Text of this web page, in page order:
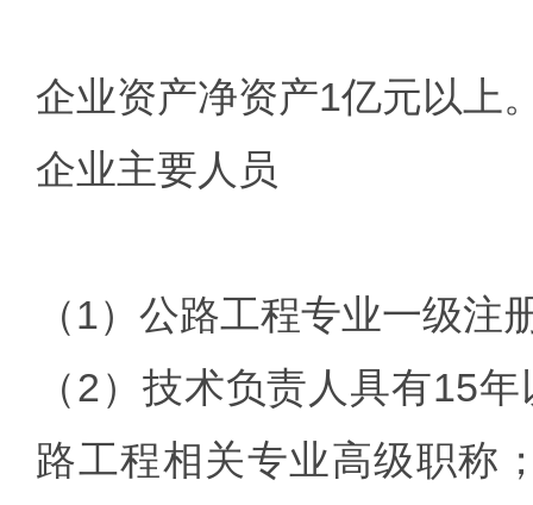
企业资产净资产1亿元以上
企业主要人员
（1）公路工程专业一级注
（2）技术负责人具有15
路工程相关专业高级职称